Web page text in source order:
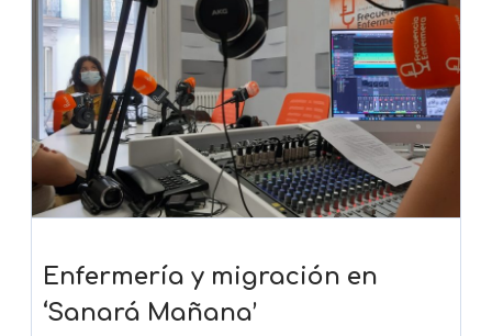
Enfermería y migración en
‘Sanará Mañana’